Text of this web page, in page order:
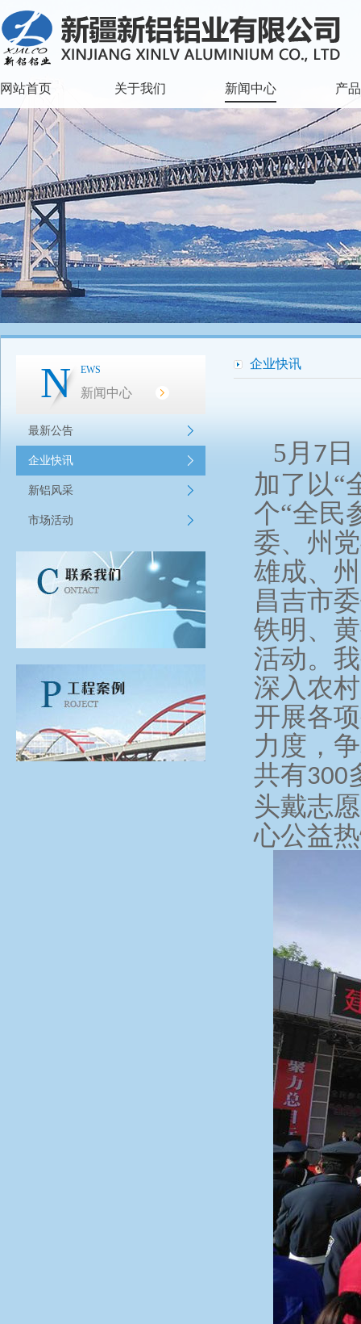
网站首页 关于我们 新闻中心 产
N EWS
新闻中心
最新公告
企业快讯
新铝风采
市场活动
企业快讯
5月 7
加了以“
个“全民
委、州
雄成、
昌吉市
铁明、
活动。
深入农
开展各
力度，
共有300
头戴志
心公益